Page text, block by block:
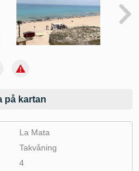
på kartan
La Mata
Takvåning
4